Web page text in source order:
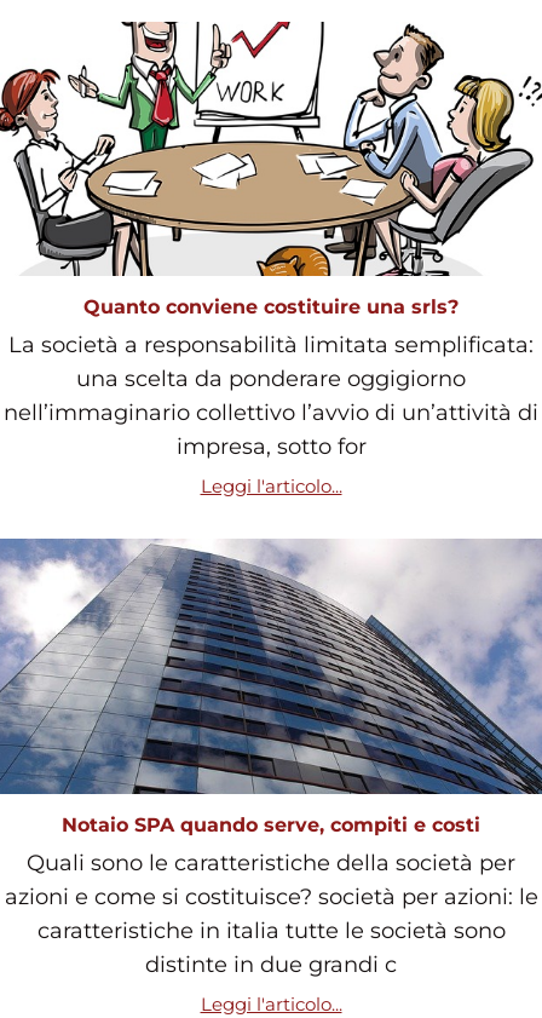
Quanto conviene costituire una srls?
La società a responsabilità limitata semplificata:
una scelta da ponderare oggigiorno
nell’immaginario collettivo l’avvio di un’attività di
impresa, sotto for
Leggi l'articolo...
Notaio SPA quando serve, compiti e costi
Quali sono le caratteristiche della società per
azioni e come si costituisce? società per azioni: le
caratteristiche in italia tutte le società sono
distinte in due grandi c
Leggi l'articolo...